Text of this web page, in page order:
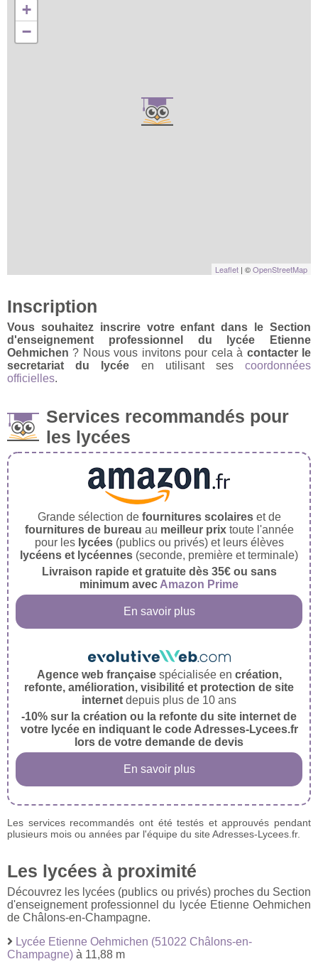
+
−
Leaflet | ©OpenStreetMap
Inscription
Vous souhaitez inscrire votre enfant dans le Section
d'enseignement professionnel du lycée Etienne
Oehmichen ? Nous vous invitons pour cela à contacter le
secretariat du lycée en utilisant sescoordonnées
officielles.
Services recommandés pour
les lycées
Grande sélection de fournitures scolaireset de
fournitures de bureau au meilleur prixtoute l'année
pour les lycées(publics ou privés) et leurs élèves
lycéens et lycéennes (seconde, première et terminale)
Livraison rapide et gratuite dès 35€ ou sans
minimum avec Amazon Prime
En savoir plus
Agence web françaisespécialisée en création,
refonte, amélioration, visibilité et protection de site
internet depuis plus de 10 ans
-10% sur la création ou la refonte du site internet de
votre lycée en indiquant le code Adresses-Lycees.fr
lors de votre demande de devis
En savoir plus
Les services recommandés ont été testés et approuvés pendant
plusieurs mois ou années par l'équipe du site Adresses-Lycees.fr.
Les lycées à proximité
Découvrez les lycées (publics ou privés) proches du Section
d'enseignement professionnel du lycée Etienne Oehmichen
de Châlons-en-Champagne.
Lycée Etienne Oehmichen (51022 Châlons-en-
Champagne) à 11,88 m